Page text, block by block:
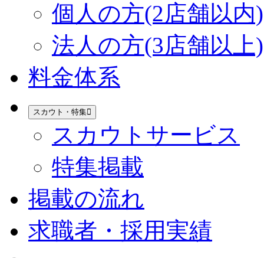
個人の方(2店舗以内)
法人の方(3店舗以上)
料金体系
スカウト・特集
スカウトサービス
特集掲載
掲載の流れ
求職者・採用実績